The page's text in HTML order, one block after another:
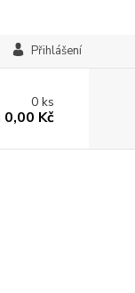
Přihlášení
0ks
0,00 Kč